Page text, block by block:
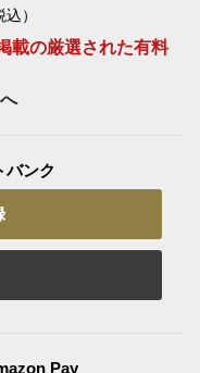
込）
載の厳選された有料
バンク
Pay